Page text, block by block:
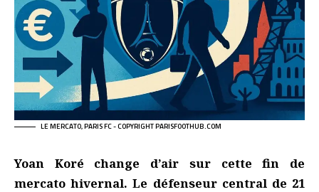
LE MERCATO, PARIS FC - COPYRIGHT PARISFOOTHUB.COM
Yoan Koré change d’air sur cette fin de
mercato hivernal. Le défenseur central de 21